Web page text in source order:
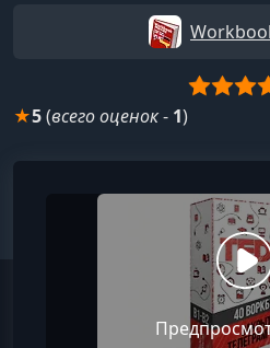
★5(всего оценок- 1)